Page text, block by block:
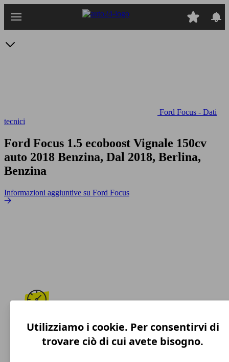
Ford Focus - Dati
tecnici
Ford Focus 1.5 ecoboost Vignale 150cv
auto 2018 Benzina, Dal 2018, Berlina,
Benzina
Informazioni aggiuntive su Ford Focus
208 km/h
Velocità massima
Utilizziamo i cookie. Per consentirvi di
trovare ciò di cui avete bisogno.